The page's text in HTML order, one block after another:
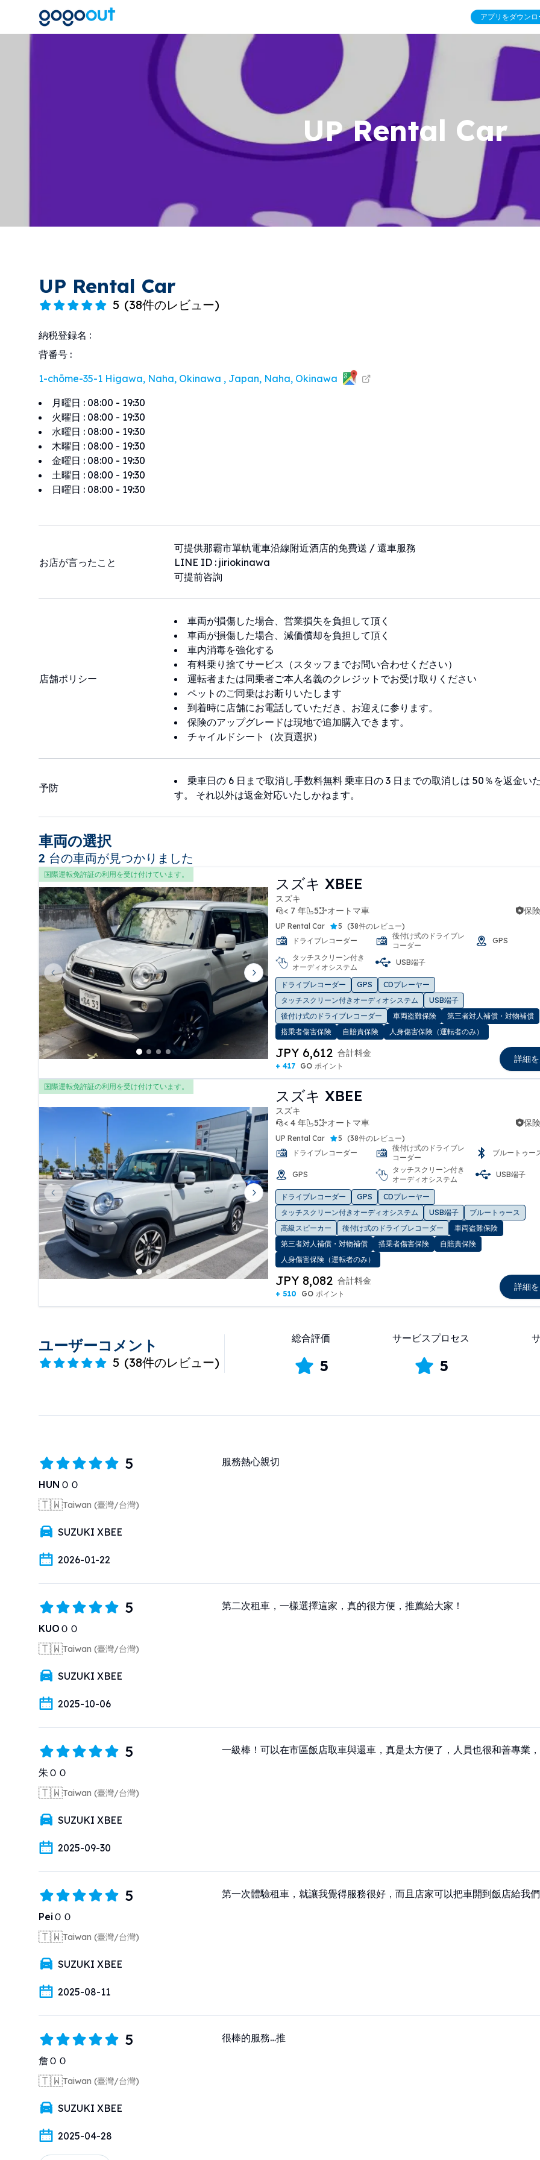
アプリをダウンロ
UP Rental Car
UP Rental Car
5 (38件のレビュー)
納税登録名 :
背番号 :
1-chōme-35-1 Higawa, Naha, Okinawa , Japan, Naha, Okinawa
月曜日 : 08:00 - 19:30
火曜日 : 08:00 - 19:30
水曜日 : 08:00 - 19:30
木曜日 : 08:00 - 19:30
金曜日 : 08:00 - 19:30
土曜日 : 08:00 - 19:30
日曜日 : 08:00 - 19:30
お店が言ったこと
可提供那霸市單軌電車沿線附近酒店的免費送 / 還車服務
LINE ID : jiriokinawa
可提前咨詢
店舗ポリシー
車両が損傷した場合、営業損失を負担して頂く
車両が損傷した場合、減価償却を負担して頂く
車内消毒を強化する
有料乗り捨てサービス（スタッフまでお問い合わせください）
運転者または同乗者ご本人名義のクレジットでお受け取りください
ペットのご同乗はお断りいたします
到着時に店舗にお電話していただき、お迎えに参ります。
保険のアップグレードは現地で追加購入できます。
チャイルドシート（次頁選択）
予防
乗車日の 6 日まで取消し手数料無料 乗車日の 3 日までの取消しは 50％を返金い
す。 それ以外は返金対応いたしかねます。
車両の選択
2 台の車両が見つかりました
国際運転免許証の利用を受け付けています。
Previous slide Next slide
スズキ XBEE
スズキ
< 7 年
5 オートマ車 保
UP Rental Car 5 (38件のレビュー)
ドライブレコーダー
後付け式のドライブレ
コーダー
GPS
タッチスクリーン付き
オーディオシステム
USB端子
ドライブレコーダー GPS
CDプレーヤー
タッチスクリーン付きオーディオシステム
USB端子
後付け式のドライブレコーダー
車両盗難保険
第三者対人補償・対物補償
搭乗者傷害保険
自賠責保険 人身傷害保険（運転者のみ）
JPY 6,612 合計料金
+ 417 GO ポイント
詳細
国際運転免許証の利用を受け付けています。
Previous slide Next slide
スズキ XBEE
スズキ
< 4 年
5 オートマ車 保
UP Rental Car 5 (38件のレビュー)
ドライブレコーダー
後付け式のドライブレ
コーダー
ブルートゥー
GPS
タッチスクリーン付き
オーディオシステム
USB端子
ドライブレコーダー GPS
CDプレーヤー
タッチスクリーン付きオーディオシステム
USB端子
ブルートゥース
高級スピーカー
後付け式のドライブレコーダー
車両盗難保険
第三者対人補償・対物補償
搭乗者傷害保険
自賠責保険
人身傷害保険（運転者のみ）
JPY 8,082 合計料金
+ 510 GO ポイント
詳細
ユーザーコメント
5 (38件のレビュー)
総合評価
5
サービスプロセス
5
5
HUNＯＯ
🇹🇼Taiwan (臺灣/台灣)
SUZUKI XBEE
2026-01-22
服務熱心親切
5
KUOＯＯ
🇹🇼Taiwan (臺灣/台灣)
SUZUKI XBEE
2025-10-06
第二次租車，一樣選擇這家，真的很方便，推薦給大家！
5
朱ＯＯ
🇹🇼Taiwan (臺灣/台灣)
SUZUKI XBEE
2025-09-30
一級棒！可以在市區飯店取車與還車，真是太方便了，人員也很和善專業
5
PeiＯＯ
🇹🇼Taiwan (臺灣/台灣)
SUZUKI XBEE
2025-08-11
第一次體驗租車，就讓我覺得服務很好，而且店家可以把車開到飯店給我
5
詹ＯＯ
🇹🇼Taiwan (臺灣/台灣)
SUZUKI XBEE
2025-04-28
很棒的服務…推